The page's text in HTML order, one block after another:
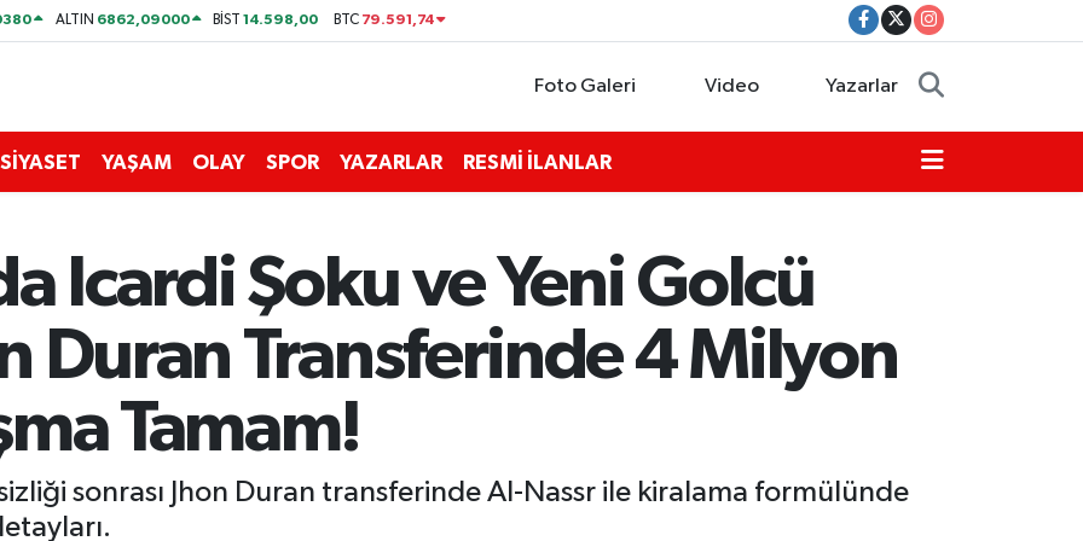
ALTIN 6862,09000 BİST14.598,00 BTC 79.591,74
Foto Galeri Video Yazarlar
SİYASET YAŞAM OLAY SPOR YAZARLAR RESMİ İLANLAR
Icardi Şoku ve Yeni Golcü
Duran Transferinde 4 Milyon
Tamam!
sonrası Jhon Duran transferinde Al-Nassr ile kiralama formülünde